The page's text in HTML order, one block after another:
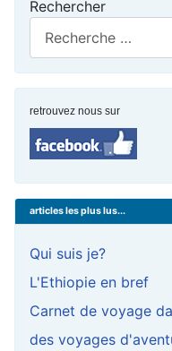
Rechercher
retrouvez nous sur
articles les plus lus...
Qui suis je?
L'Ethiopie en bref
Carnet de voyage
des voyages